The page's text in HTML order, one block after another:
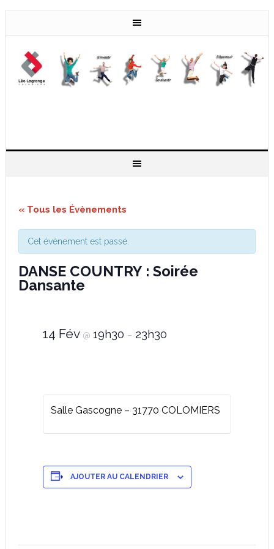
« Tous les Évènements
Cet évènement est passé.
DANSE COUNTRY : Soirée
Dansante
14 Fév @ 19h30 – 23h30
Salle Gascogne – 31770 COLOMIERS
AJOUTER AU CALENDRIER